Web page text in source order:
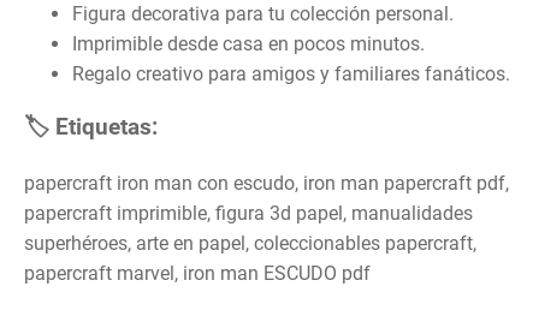
Figura decorativa para tu colección personal.
Imprimible desde casa en pocos minutos.
Regalo creativo para amigos y familiares fanáticos.
🏷️ Etiquetas:
papercraft iron man con escudo, iron man papercraft pdf,
papercraft imprimible, figura 3d papel, manualidades
superhéroes, arte en papel, coleccionables papercraft,
papercraft marvel, iron man ESCUDO pdf